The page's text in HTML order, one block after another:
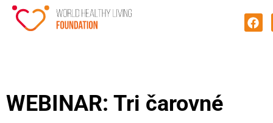
WEBINAR: Tri čarovné